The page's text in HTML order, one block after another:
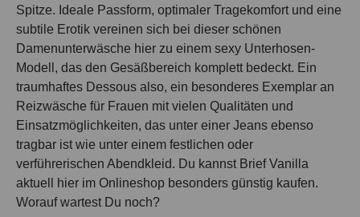
Spitze. Ideale Passform, optimaler Tragekomfort und eine
subtile Erotik vereinen sich bei dieser schönen
Damenunterwäsche hier zu einem sexy Unterhosen-
Modell, das den Gesäßbereich komplett bedeckt. Ein
traumhaftes Dessous also, ein besonderes Exemplar an
Reizwäsche für Frauen mit vielen Qualitäten und
Einsatzmöglichkeiten, das unter einer Jeans ebenso
tragbar ist wie unter einem festlichen oder
verführerischen Abendkleid. Du kannst Brief Vanilla
aktuell hier im Onlineshop besonders günstig kaufen.
Worauf wartest Du noch?